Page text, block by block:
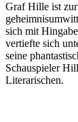
Graf Hille ist
sich mit
vertiefte sich
seine
Schauspieler
Literarischen.